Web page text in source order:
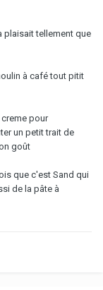
plaisait tellement que
à café tout pitit
pour
un petit trait de
goût
que c'est Sand qui
de la pâte à